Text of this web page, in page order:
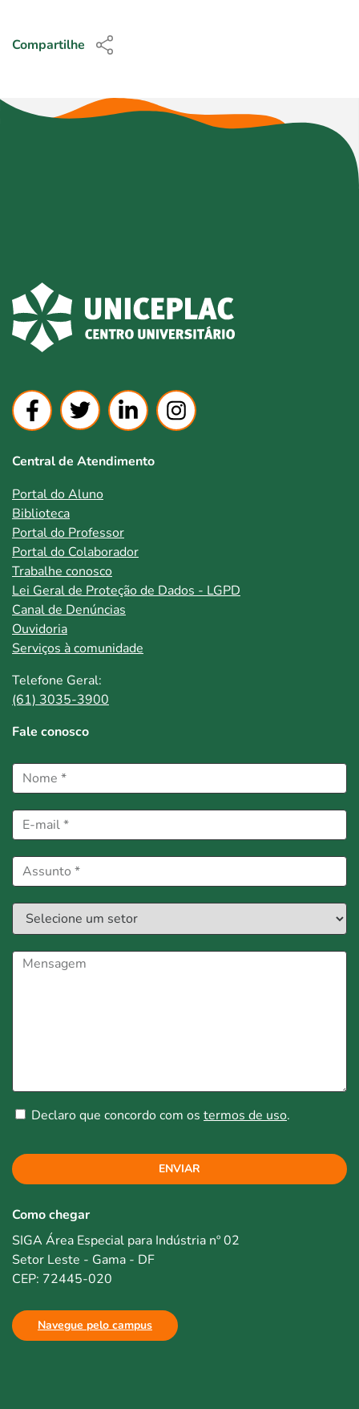
Compartilhe
Central de Atendimento
Portal do Aluno
Biblioteca
Portal do Professor
Portal do Colaborador
Trabalhe conosco
Lei Geral de Proteção de Dados - LGPD
Canal de Denúncias
Ouvidoria
Serviços à comunidade
Telefone Geral:
(61) 3035-3900
Fale conosco
Declaro que concordo com os termos de uso.
ENVIAR
Como chegar
SIGA Área Especial para Indústria nº 02
Setor Leste - Gama - DF
CEP: 72445-020
Navegue pelo campus